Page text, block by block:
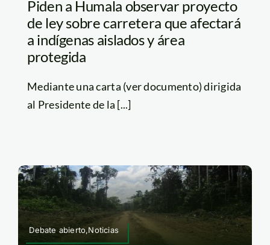
Piden a Humala observar proyecto
de ley sobre carretera que afectará
a indígenas aislados y área
protegida
Mediante una carta (ver documento) dirigida
al Presidente de la [...]
Debate abierto,Noticias